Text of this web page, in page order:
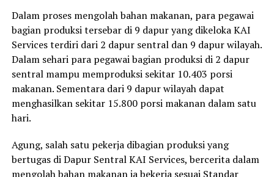
Dalam proses mengolah bahan makanan, para pegawai
bagian produksi tersebar di 9 dapur yang dikeloka KAI
Services terdiri dari 2 dapur sentral dan 9 dapur wilayah.
Dalam sehari para pegawai bagian produksi di 2 dapur
sentral mampu memproduksi sekitar 10.403 porsi
makanan. Sementara dari 9 dapur wilayah dapat
menghasilkan sekitar 15.800 porsi makanan dalam satu
hari.
Agung, salah satu pekerja dibagian produksi yang
bertugas di Dapur Sentral KAI Services, bercerita dalam
mengolah bahan makanan ia bekerja sesuai Standar